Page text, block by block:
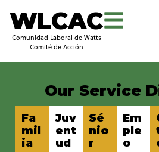
WLCAC
Comunidad Laboral de Watts
Comité de Acción
Our Service
Fa
mil
ia
Juv
ent
ud
Sé
nio
r
Em
ple
o